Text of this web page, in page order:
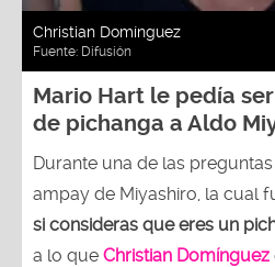
Christian Domínguez
Fuente: Difusión
Mario Hart le pedía
de pichanga a Aldo
Durante una de las
ampay de Miyashiro, la cual
si consideras que eres un
a lo que Christian Domínguez